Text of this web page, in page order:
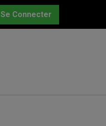
Se Connecter